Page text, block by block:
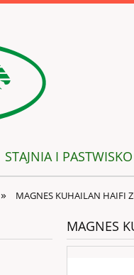
STAJNIA I PASTWISKO
» MAGNES KUHAILAN HAIFI
MAGNES